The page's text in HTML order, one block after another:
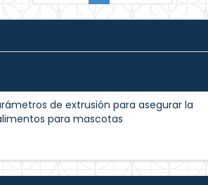
de extrusión para asegurar la
para mascotas